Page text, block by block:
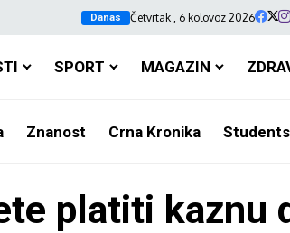
Danas Četvrtak , 6 kolovoz 2026
SPORT MAGAZIN
Znanost Crna Kronika
platiti kaznu